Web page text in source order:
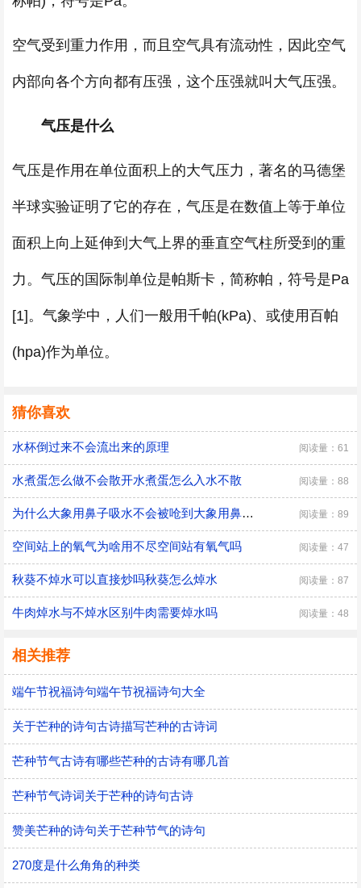
空气受到重力作用，而且空气具有流动性，因此空气
内部向各个方向都有压强，这个压强就叫大气压强。
气压是什么
气压是作用在单位面积上的大气压力，著名的马德堡
半球实验证明了它的存在，气压是在数值上等于单位
面积上向上延伸到大气上界的垂直空气柱所受到的重
力。气压的国际制单位是帕斯卡，简称帕，符号是Pa
[1]。气象学中，人们一般用千帕(kPa)、或使用百帕
(hpa)作为单位。
猜你喜欢
水杯倒过来不会流出来的原理 阅读量：61
水煮蛋怎么做不会散开水煮蛋怎么入水不散 阅读量：88
为什么大象用鼻子吸水不会被呛到大象用鼻子吸水不会被呛到的原因 阅读量：89
空间站上的氧气为啥用不尽空间站有氧气吗 阅读量：47
秋葵不焯水可以直接炒吗秋葵怎么焯水 阅读量：87
牛肉焯水与不焯水区别牛肉需要焯水吗 阅读量：48
相关推荐
端午节祝福诗句端午节祝福诗句大全
关于芒种的诗句古诗描写芒种的古诗词
芒种节气古诗有哪些芒种的古诗有哪几首
芒种节气诗词关于芒种的诗句古诗
赞美芒种的诗句关于芒种节气的诗句
270度是什么角角的种类